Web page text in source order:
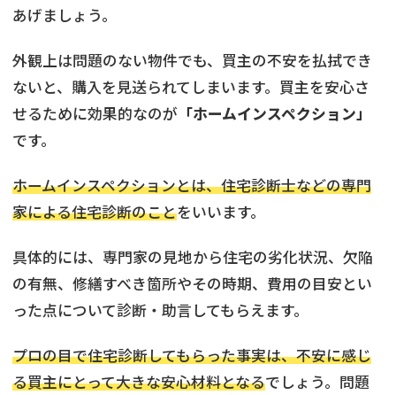
あげましょう。
外観上は問題のない物件でも、買主の不安を払拭でき
ないと、購入を見送られてしまいます。買主を安心さ
せるために効果的なのが 「ホームインスペクション」
です。
ホームインスペクションとは、住宅診断士などの専門
家による住宅診断のことをいいます。
具体的には、専門家の見地から住宅の劣化状況、欠陥
の有無、修繕すべき箇所やその時期、費用の目安とい
った点について診断・助言してもらえます。
プロの目で住宅診断してもらった事実は、不安に感じ
る買主にとって大きな安心材料となるでしょう。問題
訳あり物件の売却でお悩みならこちら